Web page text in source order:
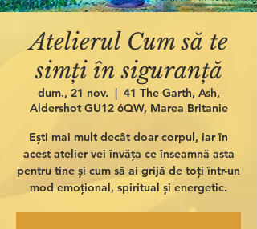
Atelierul Cum să te
simți în siguranță
dum., 21 nov.
  |
41 The Garth, Ash,
Aldershot GU12 6QW, Marea Britanie
Ești mai mult decât doar corpul, iar în
acest atelier vei învăța ce înseamnă asta
pentru tine și cum să ai grijă de toți într-un
mod emoțional, spiritual și energetic.